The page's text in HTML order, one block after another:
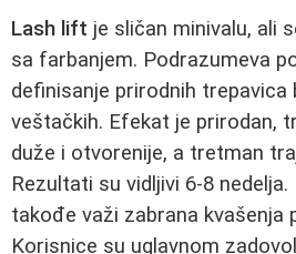
Lash lift je sličan minivalu, ali
sa farbanjem. Podrazumeva
definisanje prirodnih trepavica
veštačkih. Efekat je prirodan,
duže i otvorenije, a tretman
Rezultati su vidljivi 6-8
takođe važi zabrana kvašenja
Korisnice su uglavnom